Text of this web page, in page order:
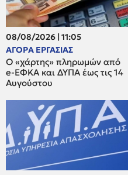
08/08/2026 | 11:05
ΑΓΟΡΑ ΕΡΓΑΣΙΑΣ
Ο «χάρτης» πληρωμών από
e-ΕΦΚΑ και ΔΥΠΑ έως τις 14
Αυγούστου